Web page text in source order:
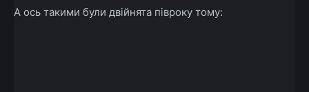
А ось такими були двійнята півроку тому: